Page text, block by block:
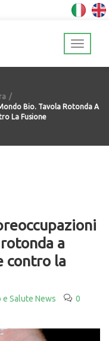
Bio. Tavola Rotonda A
La Fusione
a
contro la
e Salute News 0